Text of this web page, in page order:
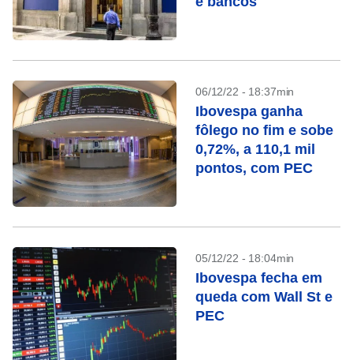
06/12/22 - 18:37min
Ibovespa ganha
fôlego no fim e sobe
0,72%, a 110,1 mil
pontos, com PEC
05/12/22 - 18:04min
Ibovespa fecha em
queda com Wall St e
PEC